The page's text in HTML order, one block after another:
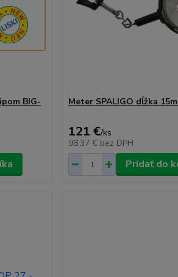
BIG-
Meter SPALIGO dĺžka
121 €/ks
98,37 € bez DPH
Pridať do